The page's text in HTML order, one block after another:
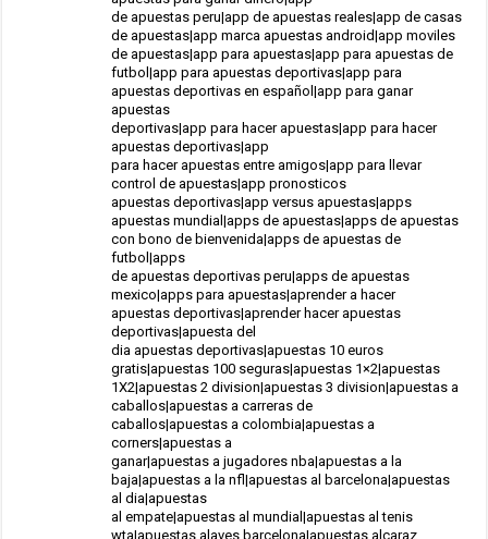
de apuestas peru|app de apuestas reales|app de casas
de apuestas|app marca apuestas android|app moviles
de apuestas|app para apuestas|app para apuestas de
futbol|app para apuestas deportivas|app para
apuestas deportivas en español|app para ganar
apuestas
deportivas|app para hacer apuestas|app para hacer
apuestas deportivas|app
para hacer apuestas entre amigos|app para llevar
control de apuestas|app pronosticos
apuestas deportivas|app versus apuestas|apps
apuestas mundial|apps de apuestas|apps de apuestas
con bono de bienvenida|apps de apuestas de
futbol|apps
de apuestas deportivas peru|apps de apuestas
mexico|apps para apuestas|aprender a hacer
apuestas deportivas|aprender hacer apuestas
deportivas|apuesta del
dia apuestas deportivas|apuestas 10 euros
gratis|apuestas 100 seguras|apuestas 1×2|apuestas
1X2|apuestas 2 division|apuestas 3 division|apuestas a
caballos|apuestas a carreras de
caballos|apuestas a colombia|apuestas a
corners|apuestas a
ganar|apuestas a jugadores nba|apuestas a la
baja|apuestas a la nfl|apuestas al barcelona|apuestas
al dia|apuestas
al empate|apuestas al mundial|apuestas al tenis
wta|apuestas alaves barcelona|apuestas alcaraz